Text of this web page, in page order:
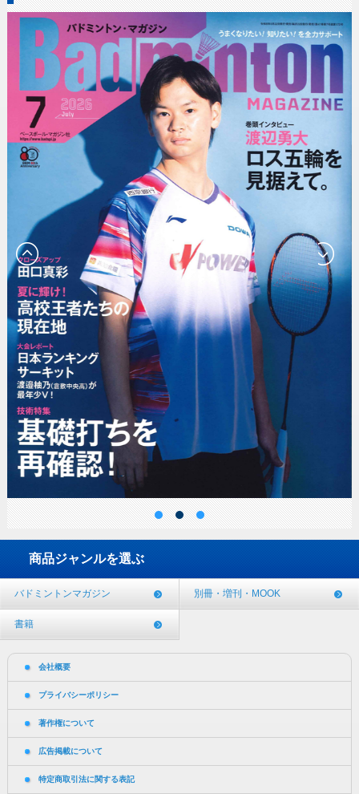
商品ジャンルを選ぶ
バドミントンマガジン 別冊・増刊・MOOK
書籍
会社概要
プライバシーポリシー
著作権について
広告掲載について
特定商取引法に関する表記